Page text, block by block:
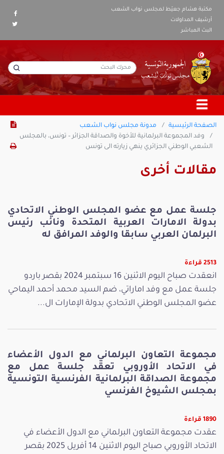
مكتبة هشام جعيّط لمجلس نواب الشعب
أرشيف المداولات
البث المباشر
الصفحة الرئيسية
مدونة مجلس نواب الشعب
وفد المجموعة البرلمانية للأخوة والصداقة الجزائر – تونس، بالمجلس
الشعبي الوطني الجزائري ينهي زيارته الى تونس
مقالات أخرى
جلسة عمل مع عضو المجلس الوطني الاتحادي
بدولة الامارات العربية المتحدة ونائب رئيس
البرلمان العربي سابقا والوفد المرافق له
2513 قراءة
انعقدت صباح اليوم الاثنين 16 سبتمبر 2024 بقصر باردو
جلسة عمل مع وفد اماراتي، ضم السيد محمد أحمد اليماحي
عضو المجلس الوطني الاتحادي بدولة الإمارات ال...
مجموعة التعاون البرلماني مع الدول الأعضاء
في الاتحاد الأوروبي تعقد جلسة عمل مع
مجموعة الصداقة البرلمانية الفرنسية التونسية
بمجلس الشيوخ الفرنسي
1890 قراءة
عقدت مجموعة التعاون البرلماني مع الدول الأعضاء في
الاتحاد الأوروبي صباح اليوم الاثنين 14 أفريل 2025 بقصر